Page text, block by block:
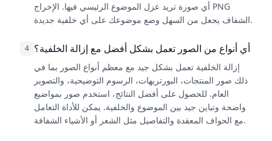
أي صورة تريد عزل الموضوع الرئيسي فيها. الإخراج PNG
الشفاف يجعل من السهل وضع موضوعك على أي خلفية جديدة.
4 أي أنواع من الصور تعمل بشكل أفضل مع إزالة الخلفية؟
إزالة الخلفية تعمل بشكل جيد مع معظم أنواع الصور بما في
ذلك صور المنتجات، البورتريهات، الرسوم التوضيحية، والتصوير
العام. للحصول على أفضل النتائج، استخدم صور بمواضيع
واضحة وتباين جيد بين الموضوع والخلفية. يمكن للأداة التعامل
مع الحواف المعقدة والتفاصيل مثل الشعر أو الأشياء الشفافة.